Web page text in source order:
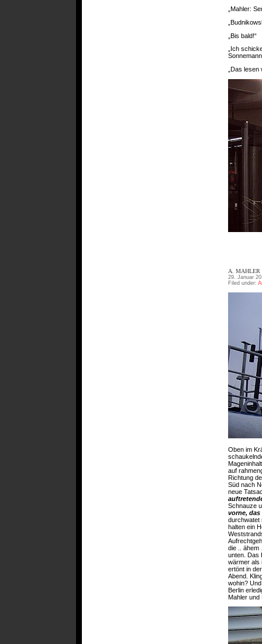
„Mahler:
„Bis bald!“
„Ich
„Das
A. MAHLER
29. Januar
Filed under:
Oben im
auf
Richtung
Süd nach
neue
Schnauze
vorne, das
durchwatet
halten ein
die .. ähem
unten. Das
wärmer als
ertönt in
Abend.
wohin?
Berlin
Mahler und